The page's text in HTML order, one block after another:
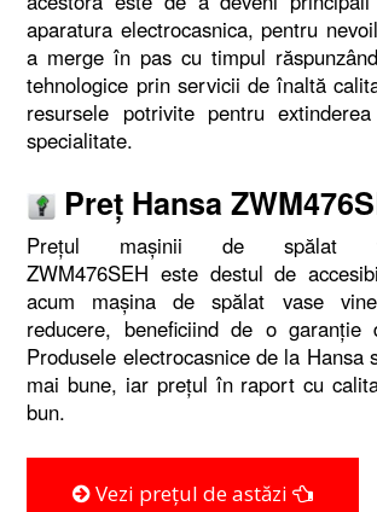
aparatura electrocasnica, pentru
a merge în pas cu timpul
tehnologice prin servicii de înaltă
resursele potrivite pentru
specialitate.
Preţ Hansa
Preţul maşinii de spălat
ZWM476SEH este destul de
acum mașina de spălat vase
reducere, beneficiind de o
Produsele electrocasnice de la Hansa
mai bune, iar prețul în raport cu
bun.
Vezi prețul de astăzi